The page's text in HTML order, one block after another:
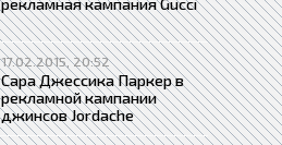
17.02.2015, 20:52
Сара Джессика Паркер в
рекламной кампании
джинсов Jordache